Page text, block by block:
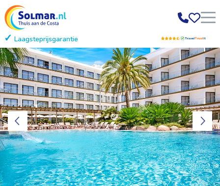
Laagsteprijsgarantie Gratis annuleren